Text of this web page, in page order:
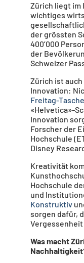
Zürich liegt im
wichtiges
der grössten
400’000
der
Schweizer
Zürich ist
Innovation:
Freitag-Tasche
«Helvetica»-
Innovation
Forscher der
Hochschule
Disney
Kreativität
Hochschule
und
Konstruktiv
sorgen dafür,
Was macht